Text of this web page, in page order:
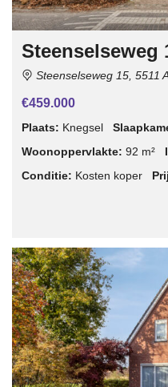
Steenselseweg
Steenselseweg 15, 5511
€459.000
Plaats: Knegsel
Woonoppervlakte: 92 m²
Conditie: Kosten koper